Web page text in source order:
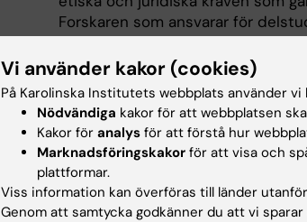
Forskaren som ansvarar för
statistikerns arbetstimmar som
studiespecifika datauttaget och/
2026 inom spannet 540-1000
projekt.
Vill du samarbeta med
Ladda ner blanketten nedan och
ser fram emot att höra från dig!
Vi använder kakor (cookies)
På Karolinska Institutets webbplats använder
Nödvändiga kakor för att webbplatsen
Kakor för analys för att förstå hur
Marknadsföringskakor för att visa och
plattformar.
Viss information kan överföras till länder utanför
Genom att samtycka godkänner du att vi